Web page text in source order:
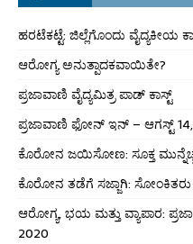
ಹರಟೆಕಟ್ಟೆ: ಜಿಲ್ಲೆಗೊಂದು ವೈದ್ಯಕೀಯ
ಆರೋಗ್ಯ ಅನುತ್ಪಾದಕವಾಯಿತೇ?
ಪ್ರಜಾವಾಣಿ ವೈದ್ಯಮಿತ್ರ ಪಾಡ್ ಕಾಸ್ಟ್
ಪ್ರಜಾವಾಣಿ ಫೋನ್ ಇನ್ – ಆಗಸ್ಟ್
ಕೊರೋನ ಜಯಿಸೋಣ: ಸೂಕ್ತ
ಕೊರೋನ ತಡೆಗೆ ಸಜ್ಜಾಗಿ: ಸೋಂಕಿತರು
ಆರೋಗ್ಯ, ಭಯ ಮತ್ತು ವ್ಯಾಪಾರ:
2020